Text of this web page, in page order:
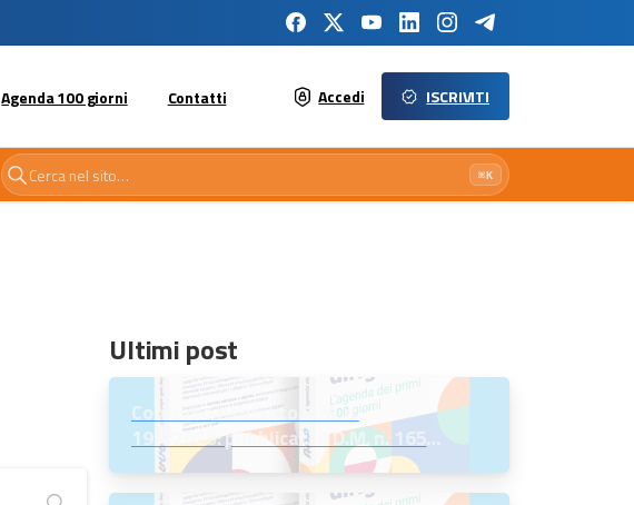
Agenda 100 giorni Contatti Accedi ISCRIVITI
⌘K
Ultimi post
Concorso riservato D.M. n.
197/2023: pubblicati il D.M. n. 165
del 7 agosto 2026 e l’Avviso per la
scelta della regione